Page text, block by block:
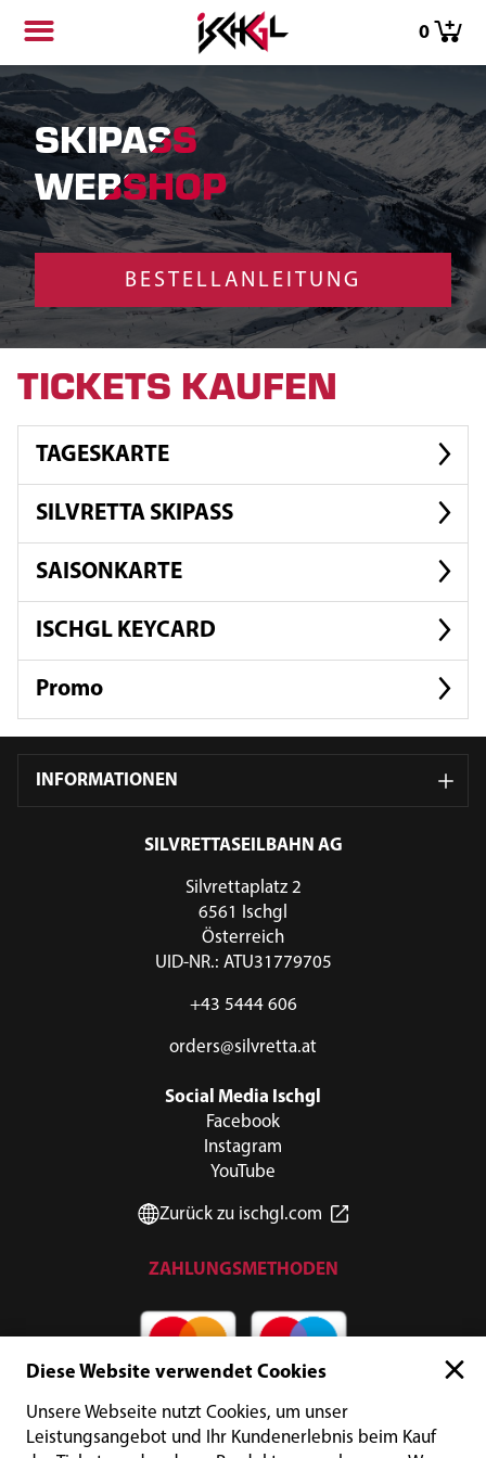
0
SKIPASS
WEBSHOP
BESTELLANLEITUNG
TICKETS KAUFEN
TAGESKARTE
SILVRETTA SKIPASS
SAISONKARTE
ISCHGL KEYCARD
Promo
INFORMATIONEN
SILVRETTASEILBAHN AG
Silvrettaplatz 2
6561 Ischgl
Österreich
UID-NR.: ATU31779705
+43 5444 606
orders@silvretta.at
Social Media Ischgl
Facebook
Instagram
YouTube
Zurück zu ischgl.com
ZAHLUNGSMETHODEN
Diese Website verwendet Cookies
Unsere Webseite nutzt Cookies, um unser
Leistungsangebot und Ihr Kundenerlebnis beim Kauf